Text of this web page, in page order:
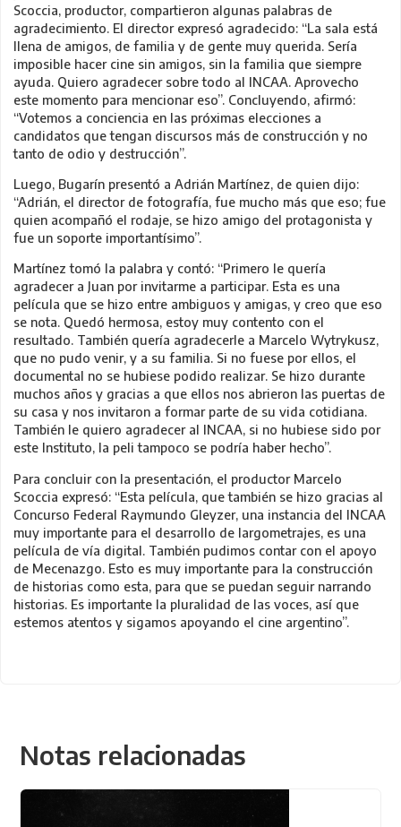
Scoccia, productor, compartieron algunas palabras de
agradecimiento. El director expresó agradecido: “La sala está
llena de amigos, de familia y de gente muy querida. Sería
imposible hacer cine sin amigos, sin la familia que siempre
ayuda. Quiero agradecer sobre todo al INCAA. Aprovecho
este momento para mencionar eso”. Concluyendo, afirmó:
“Votemos a conciencia en las próximas elecciones a
candidatos que tengan discursos más de construcción y no
tanto de odio y destrucción”.
Luego, Bugarín presentó a Adrián Martínez, de quien dijo:
“Adrián, el director de fotografía, fue mucho más que eso; fue
quien acompañó el rodaje, se hizo amigo del protagonista y
fue un soporte importantísimo”.
Martínez tomó la palabra y contó: “Primero le quería
agradecer a Juan por invitarme a participar. Esta es una
película que se hizo entre ambiguos y amigas, y creo que eso
se nota. Quedó hermosa, estoy muy contento con el
resultado. También quería agradecerle a Marcelo Wytrykusz,
que no pudo venir, y a su familia. Si no fuese por ellos, el
documental no se hubiese podido realizar. Se hizo durante
muchos años y gracias a que ellos nos abrieron las puertas de
su casa y nos invitaron a formar parte de su vida cotidiana.
También le quiero agradecer al INCAA, si no hubiese sido por
este Instituto, la peli tampoco se podría haber hecho”.
Para concluir con la presentación, el productor Marcelo
Scoccia expresó: “Esta película, que también se hizo gracias al
Concurso Federal Raymundo Gleyzer, una instancia del INCAA
muy importante para el desarrollo de largometrajes, es una
película de vía digital. También pudimos contar con el apoyo
de Mecenazgo. Esto es muy importante para la construcción
de historias como esta, para que se puedan seguir narrando
historias. Es importante la pluralidad de las voces, así que
estemos atentos y sigamos apoyando el cine argentino”.
Notas relacionadas